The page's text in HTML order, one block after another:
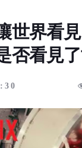
世界看
否看見